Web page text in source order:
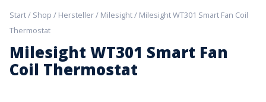
Hersteller,
Start/ Shop / Hersteller/ Milesight/ Milesight WT301 Smart Fan Coil
Thermostat
Milesight WT301 Smart Fan
Coil Thermostat